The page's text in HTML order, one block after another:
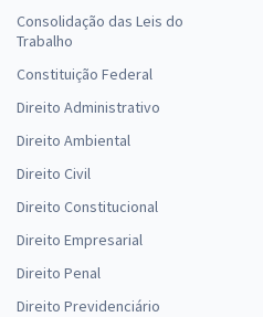
Consolidação das Leis do
Trabalho
Constituição Federal
Direito Administrativo
Direito Ambiental
Direito Civil
Direito Constitucional
Direito Empresarial
Direito Penal
Direito Previdenciário